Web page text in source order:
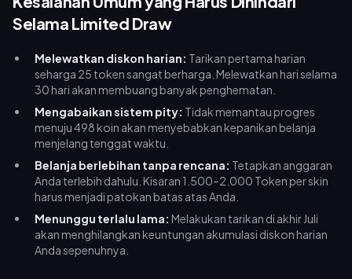
Selama Limited Draw
Melewatkan diskon harian: Tarikan pertama harian
seharga 25 token sangat berharga. Melewatkan hari selama
30 hari akan membuang banyak penghematan.
Mengabaikan sistem pity: Tidak memantau progres
menuju 498 koin akan menyebabkan kepanikan belanja
menjelang tenggat waktu.
Belanja berlebihan tanpa rencana: Tetapkan anggaran
Anda terlebih dahulu. Kisaran 1.500–2.000 Token per skin
harus menjadi patokan batas atas Anda.
Menunggu terlalu lama: Melakukan tarikan di akhir Juli
akan menghilangkan keuntungan akumulasi diskon harian
Anda sepenuhnya.